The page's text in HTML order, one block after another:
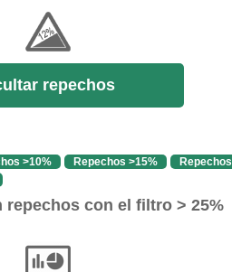
repechos
>10% Repechos >15%
Repechos
repechos con el filtro > 25%